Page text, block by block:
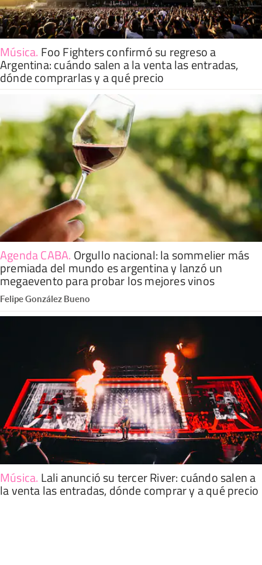
Música. Foo Fighters confirmó su regreso a
Argentina: cuándo salen a la venta las entradas,
dónde comprarlas y a qué precio
Agenda CABA. Orgullo nacional: la sommelier más
premiada del mundo es argentina y lanzó un
megaevento para probar los mejores vinos
Felipe González Bueno
Música. Lali anunció su tercer River: cuándo salen a
la venta las entradas, dónde comprar y a qué precio